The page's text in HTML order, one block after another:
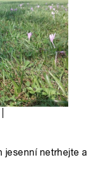
jesenní netrhejte a